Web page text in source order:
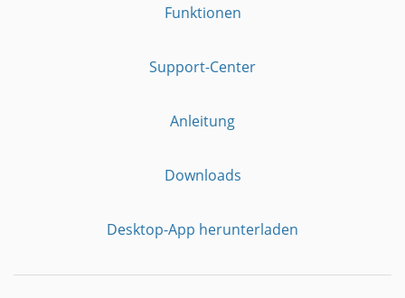
Funktionen
Support-Center
Anleitung
Downloads
Desktop-App herunterladen